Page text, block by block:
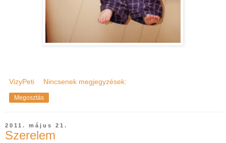
VizyPeti Nincsenek megjegyzések:
Megosztás
2011. május 21.
Szerelem